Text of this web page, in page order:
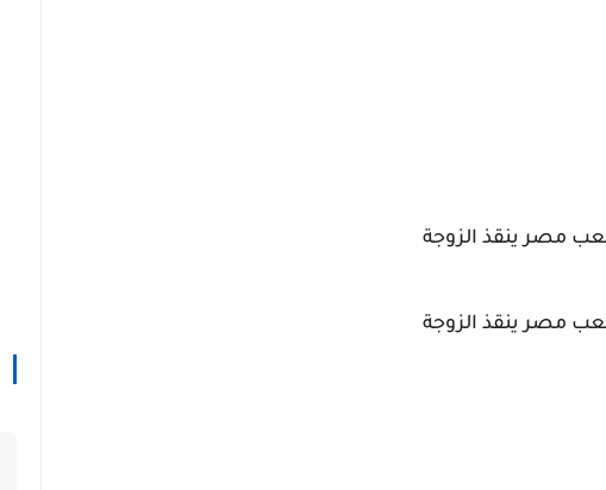
مصر ينقذ الزوجة
مصر ينقذ الزوجة